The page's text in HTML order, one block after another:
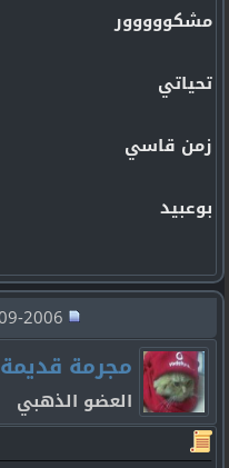
مشكووووور
تحياتي
زمن قاسي
بوعبيد
مجرمة قديمة
العضو الذهبي